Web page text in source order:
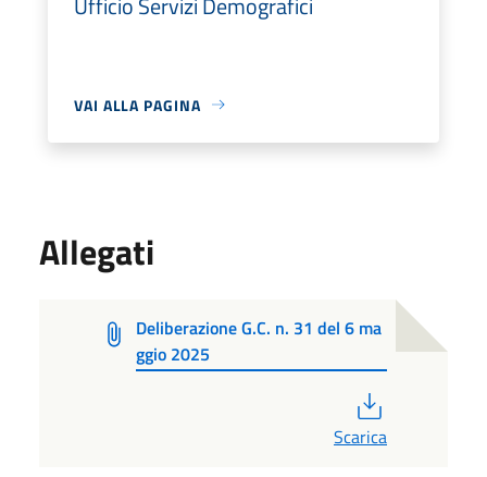
VAI ALLA PAGINA
Allegati
Deliberazione G.C. n. 31 del 6 ma
ggio 2025
Scarica